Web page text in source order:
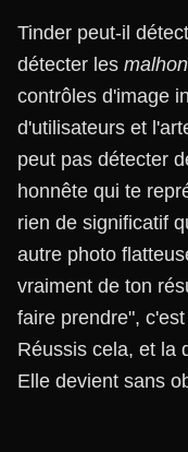
Tinder peut-il
détecter les
contrôles d'image
d'utilisateurs et
peut pas détecter
honnête qui te
rien de significatif
autre photo
vraiment de ton
faire prendre",
Réussis cela, et la
Elle devient sans